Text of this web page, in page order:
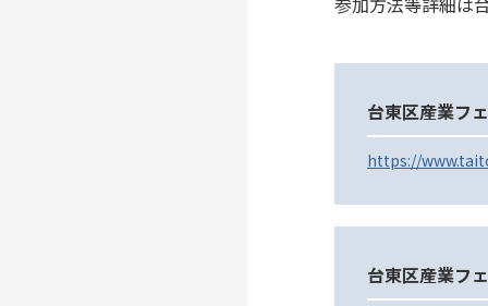
台東区産業フ
https://
台東区産業フ